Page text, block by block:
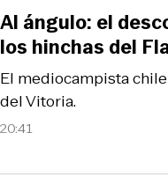
20:41
El mediocampista
del Vitoria.
Al ángulo: el
los hinchas del